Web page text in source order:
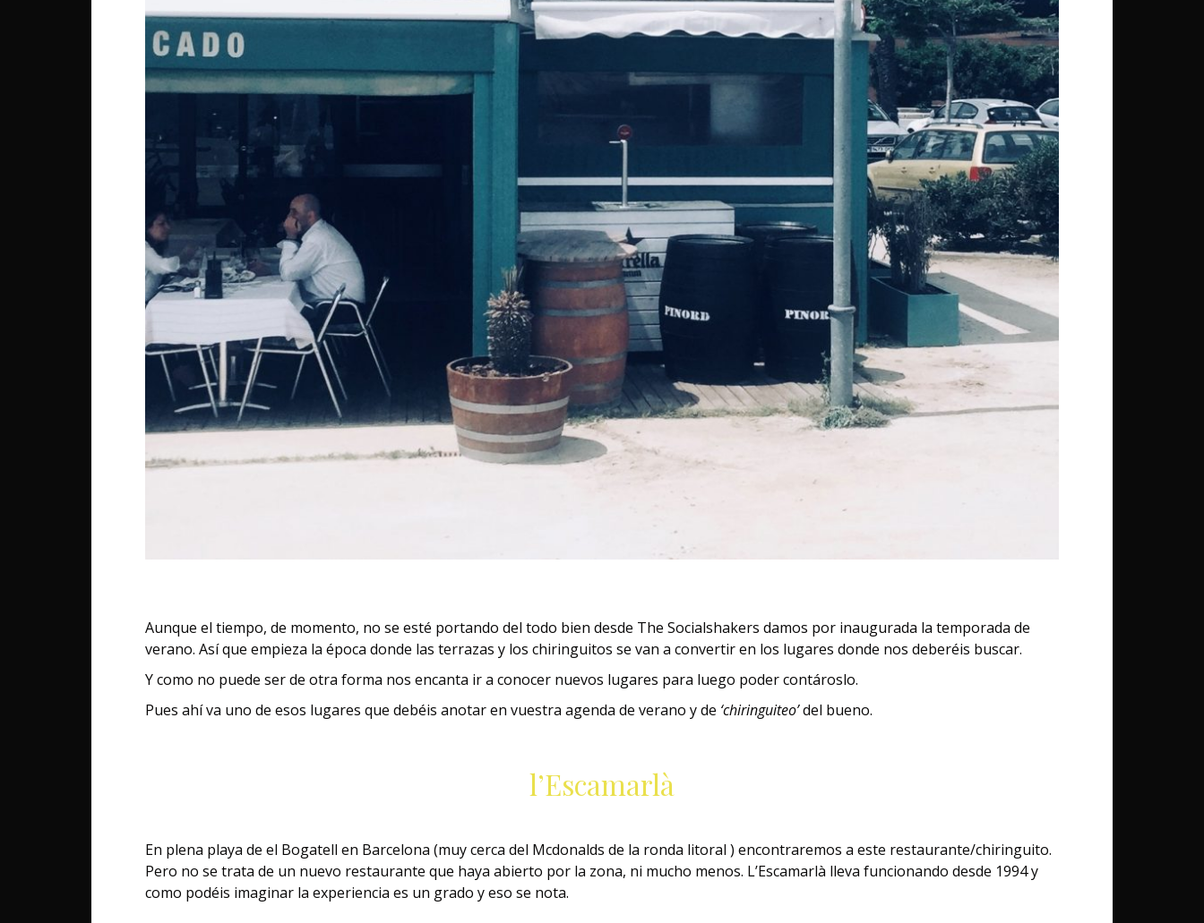
Aunque el tiempo, de momento, no se esté portando del todo bien desde The Socialshakers damos por inaugurada la temporada de
verano. Así que empieza la época donde las terrazas y los chiringuitos se van a convertir en los lugares donde nos deberéis buscar.
Y como no puede ser de otra forma nos encanta ir a conocer nuevos lugares para luego poder contároslo.
Pues ahí va uno de esos lugares que debéis anotar en vuestra agenda de verano y de ‘chiringuiteo’del bueno.
l’Escamarlà
En plena playa de el Bogatell en Barcelona (muy cerca del Mcdonalds de la ronda litoral ) encontraremos a este restaurante/chiringuito.
Pero no se trata de un nuevo restaurante que haya abierto por la zona, ni mucho menos. L’Escamarlà lleva funcionando desde 1994 y
como podéis imaginar la experiencia es un grado y eso se nota.